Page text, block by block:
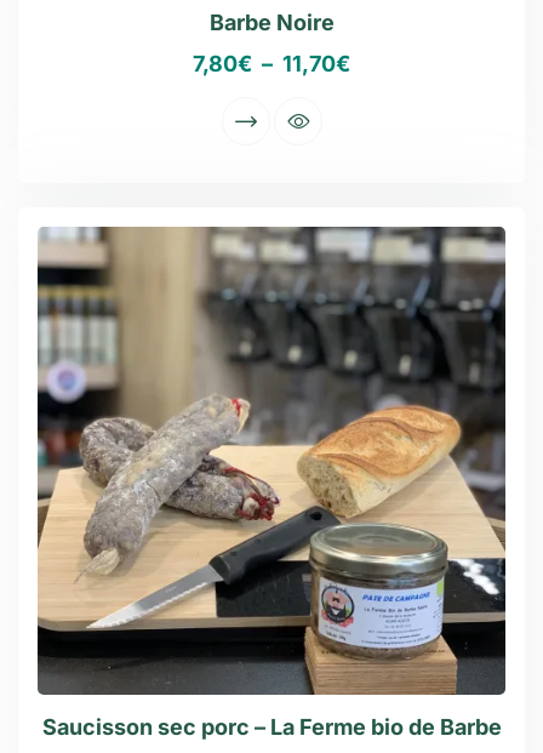
Barbe Noire
7,80€ – 11,70€
Saucisson sec porc – La Ferme bio de Barbe